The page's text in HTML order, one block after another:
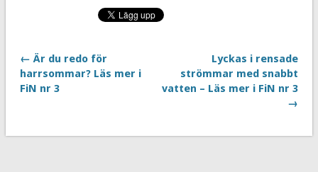
← Är du redo för
harrsommar? Läs mer i
FiN nr 3
Lyckas i rensade
strömmar med snabbt
vatten – Läs mer i FiN nr 3
→